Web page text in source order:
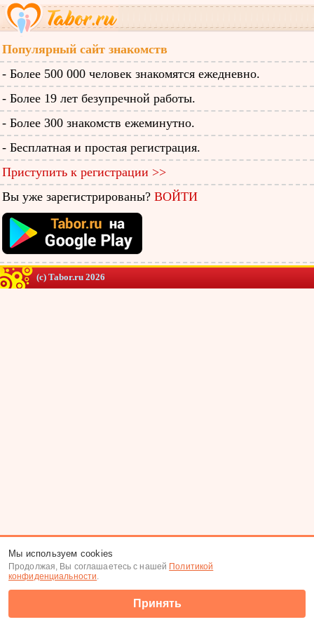
Популярный сайт знакомств
- Более 500 000 человек знакомятся ежедневно.
- Более 19 лет безупречной работы.
- Более 300 знакомств ежеминутно.
- Бесплатная и простая регистрация.
Приступить к регистрации >>
Вы уже зарегистрированы? ВОЙТИ
(c) Tabor.ru 2026
Мы используем cookies
Продолжая, Вы соглашаетесь с нашей Политикой
конфиденциальности.
Принять